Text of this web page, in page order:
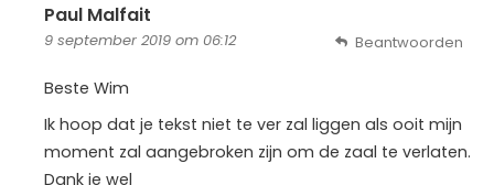
Paul Malfait
9 september 2019 om 06:12
Beste Wim
Ik hoop dat je tekst niet te ver zal liggen als ooit mijn
moment zal aangebroken zijn om de zaal te verlaten.
Dank je wel
Beantwoorden